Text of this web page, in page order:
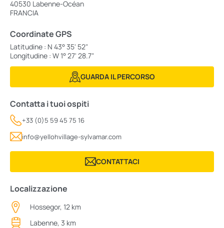
40530 Labenne-Océan
FRANCIA
Coordinate GPS
Latitudine : N 43° 35' 52"
Longitudine : W 1° 27' 28.7"
GUARDA IL PERCORSO
Contatta i tuoi ospiti
+33 (0)5 59 45 75 16
info@yellohvillage-sylvamar.com
CONTATTACI
Localizzazione
Hossegor, 12 km
Labenne, 3 km